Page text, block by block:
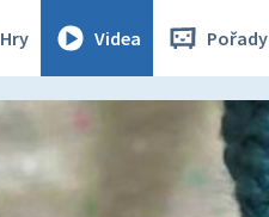
Hry Videa Pořady